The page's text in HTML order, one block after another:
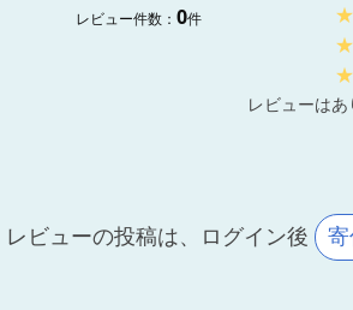
レビュー件数： 0件
★
★
★
レビューはあ
レビューの投稿は、ログイン後